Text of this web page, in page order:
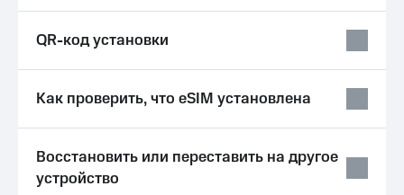
Поддержка
и подписки
на гигабайты
интернета,
фильмы,
музыка
доступ
к геолокации
Сертификаты
безопасности
Всё
под
в Мой МТС
QR-код установки
Как проверить, что eSIM установлена
Восстановить или переставить на другое
устройство